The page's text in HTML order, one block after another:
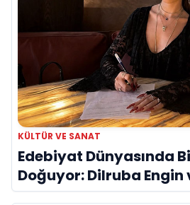
KÜLTÜR VE SANAT
Edebiyat Dünyasında
Doğuyor: Dilruba Engin
Evreni ‘AVENOİR’